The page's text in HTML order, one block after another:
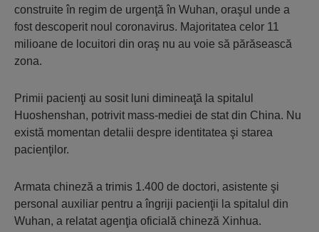
construite în regim de urgenţă în Wuhan, oraşul unde a
fost descoperit noul coronavirus. Majoritatea celor 11
milioane de locuitori din oraş nu au voie să părăsească
zona.
Primii pacienţi au sosit luni dimineaţă la spitalul
Huoshenshan, potrivit mass-mediei de stat din China. Nu
există momentan detalii despre identitatea şi starea
pacienţilor.
Armata chineză a trimis 1.400 de doctori, asistente şi
personal auxiliar pentru a îngriji pacienţii la spitalul din
Wuhan, a relatat agenţia oficială chineză Xinhua.